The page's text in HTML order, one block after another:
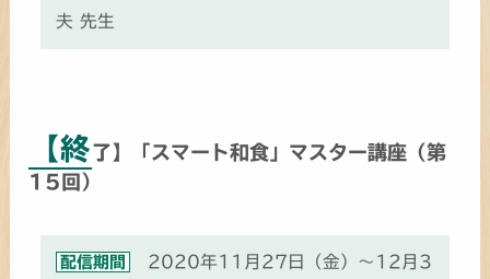
夫 先生
【終了】「スマート和食」マスター講座（第
15回）
配信期間
2020年11月27日（金）～12月3